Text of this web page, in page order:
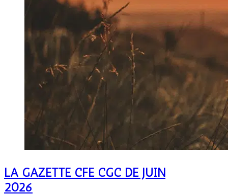
LA GAZETTE CFE CGC DE JUIN
2026